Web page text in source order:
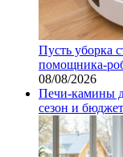
Пусть уборка
08/08/2026
Печи-камины
сезон и бюджет